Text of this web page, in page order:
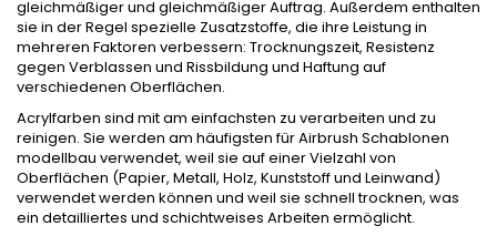
gleichmäßiger und gleichmäßiger Auftrag. Außerdem enthalten
sie in der Regel spezielle Zusatzstoffe, die ihre Leistung in
mehreren Faktoren verbessern: Trocknungszeit, Resistenz
gegen Verblassen und Rissbildung und Haftung auf
verschiedenen Oberflächen.
Acrylfarben sind mit am einfachsten zu verarbeiten und zu
reinigen. Sie werden am häufigsten für Airbrush Schablonen
modellbau verwendet, weil sie auf einer Vielzahl von
Oberflächen (Papier, Metall, Holz, Kunststoff und Leinwand)
verwendet werden können und weil sie schnell trocknen, was
ein detailliertes und schichtweises Arbeiten ermöglicht.